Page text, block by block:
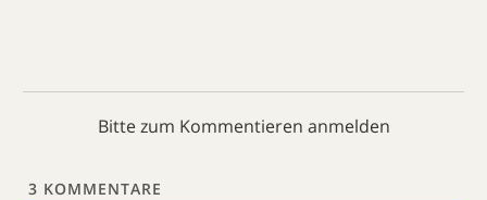
Bitte zum Kommentieren anmelden
3 KOMMENTARE